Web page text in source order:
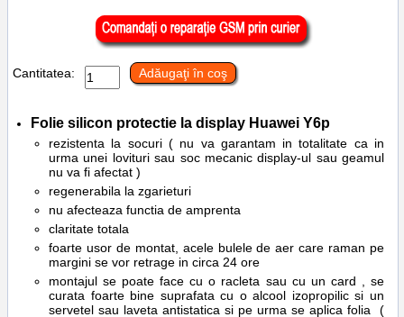
Cantitatea: Adăugaţi în coş
Folie silicon protectie la display Huawei Y6p
rezistenta la socuri ( nu va garantam in totalitate ca in
urma unei lovituri sau soc mecanic display-ul sau geamul
nu va fi afectat )
regenerabila la zgarieturi
nu afecteaza functia de amprenta
claritate totala
foarte usor de montat, acele bulele de aer care raman pe
margini se vor retrage in circa 24 ore
montajul se poate face cu o racleta sau cu un card , se
curata foarte bine suprafata cu o alcool izopropilic si un
servetel sau laveta antistatica si pe urma se aplica folia (